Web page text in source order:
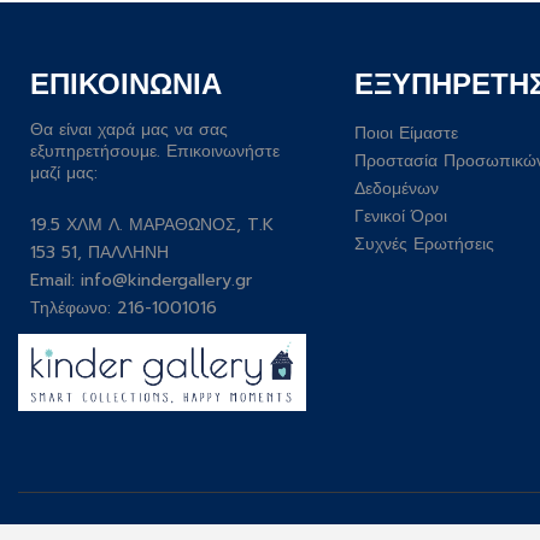
ΕΠΙΚΟΙΝΩΝΙΑ
Θα είναι χαρά μας να σας
εξυπηρετήσουμε. Επικοινωνήστε
μαζί μας:
19.5 ΧΛΜ Λ. ΜΑΡΑΘΩΝΟΣ, T.K
153 51, ΠΑΛΛΗΝΗ
Email: info@kindergallery.gr
Τηλέφωνο: 216-1001016
Ποιοι Είμαστε
Προστασία
Δεδομένων
Γενικοί Όροι
Συχνές Ερωτήσεις